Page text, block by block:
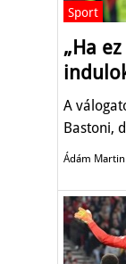
Sport
„Ha
A
Bastoni,
Ádám Martin